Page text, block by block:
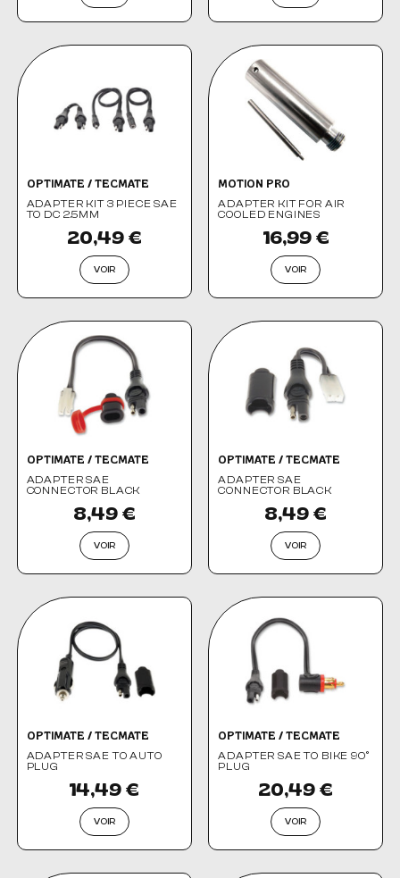
OPTIMATE / TECMATE
ADAPTER KIT 3 PIECE SAE
TO DC 2.5MM
20,49 €
VOIR
MOTION PRO
ADAPTER KIT FOR AIR
COOLED ENGINES
16,99 €
VOIR
OPTIMATE / TECMATE
ADAPTER SAE
CONNECTOR BLACK
8,49 €
VOIR
OPTIMATE / TECMATE
ADAPTER SAE
CONNECTOR BLACK
8,49 €
VOIR
OPTIMATE / TECMATE
ADAPTER SAE TO AUTO
PLUG
14,49 €
VOIR
OPTIMATE / TECMATE
ADAPTER SAE TO BIKE 90°
PLUG
20,49 €
VOIR